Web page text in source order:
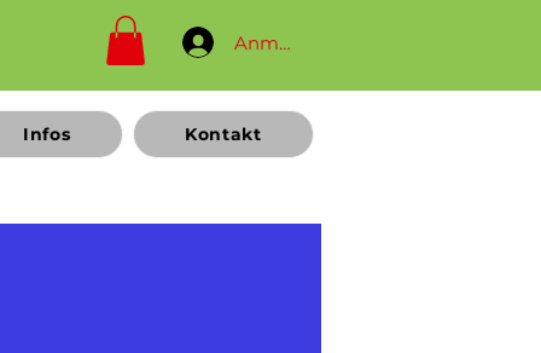
Anmelden
Infos Kontakt